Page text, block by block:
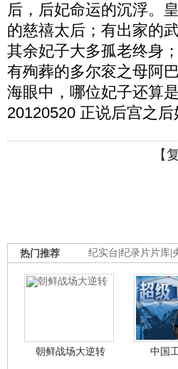
后，后妃命运的沉浮。
的慈禧太后；有出家的
其余妃子大多孤老终身
有殉葬的多尔衮之母阿
海眼中，哪位妃子还算
20120520 正说后宫之后
【
纪实台 纪录片片库
热门推荐
朝鲜战场大逆转 中国